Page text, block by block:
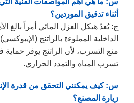
س: ما هي أهم المواصفات الفنية
أثناء تدقيق الموردين؟
ج: يُعدّ هيكل العزل المائي أمراً بالغ
الداخلية المملوءة بالراتنج
منع التسرب، لأن الراتنج يوفر حماية
تسرب المياه والتمدد الحراري.
س: كيف يمكنني التحقق من قدرة
زيارة المصنع؟